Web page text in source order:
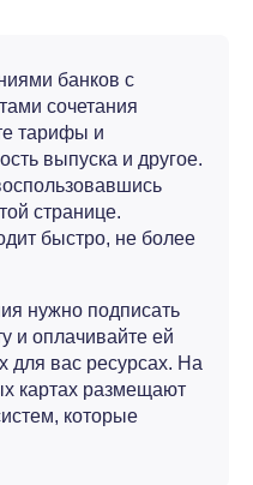
бaнкoв с
сочетания
тарифы и
выпуска и другое.
странице.
быстро, не более
нужнo подписать
и оплачивайте ей
для вас ресурсах. На
картах размещают
которые